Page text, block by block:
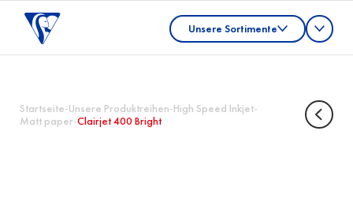
Unsere Sortimente
Startseite-Unsere Produktreihen-High Speed Inkjet-
Matt paper-Clairjet 400 Bright